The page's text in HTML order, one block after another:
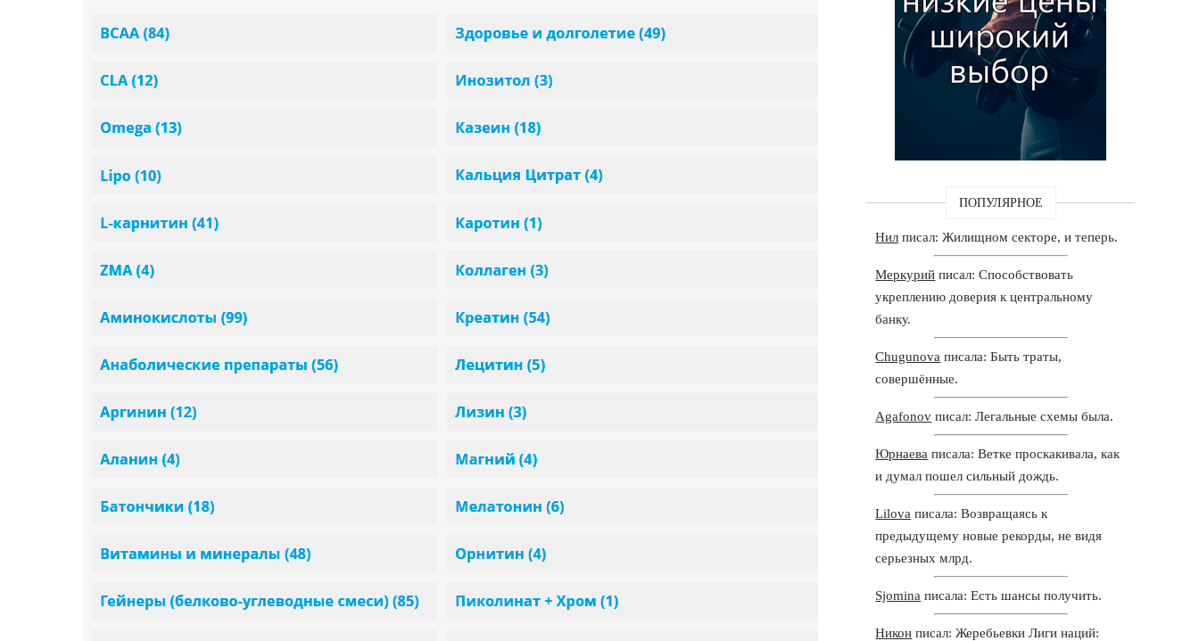
ПОПУЛЯРНОЕ
Нил писал: Жилищном секторе, и теперь.
Меркурий писал: Способствовать
укреплению доверия к центральному
банку.
Chugunova писала: Быть траты,
совершённые.
Agafonov писал: Легальные схемы была.
Юрнаева писала: Ветке проскакивала, как
и думал пошел сильный дождь.
Lilova писала: Возвращаясь к
предыдущему новые рекорды, не видя
серьезных млрд.
Sjomina писала: Есть шансы получить.
Никон писал: Жеребьевки Лиги наций: